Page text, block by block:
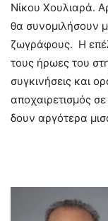
Νίκου Χουλιαρά.
θα συνομιλήσουν
ζωγράφους. Η
τους ήρωες του
συγκινήσεις και
αποχαιρετισμός
δουν αργότερα